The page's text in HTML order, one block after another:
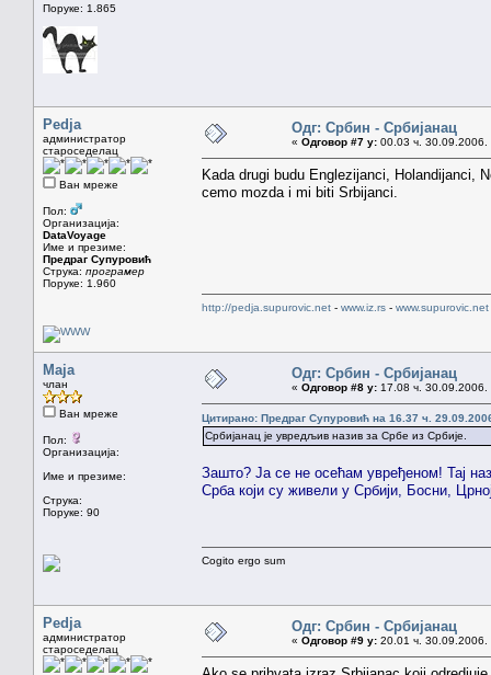
Поруке: 1.865
Pedja
администратор
староседелац
Ван мреже
Пол:
Организација:
DataVoyage
Име и презиме:
Предраг Супуровић
Струка: програмер
Поруке: 1.960
Одг: Србин - Србијанац
« Одговор #7 у: 00.03 ч. 30.09.2006.
Kada drugi budu Englezijanci, Holandijanci,
cemo mozda i mi biti Srbijanci.
http://pedja.supurovic.net - www.iz.rs - www.supurovic.net
Maja
члан
Ван мреже
Пол:
Организација:
Име и презиме:
Струка:
Поруке: 90
Одг: Србин - Србијанац
« Одговор #8 у: 17.08 ч. 30.09.2006.
Цитирано: Предраг Супуровић на 16.37 ч.
Србијанац је увредљив назив за Србе из Србије.
Зашто? Ја се не осећам увређеном! Тај
Срба који су живели у Србији, Босни,
Cogito ergo sum
Pedja
администратор
староседелац
Одг: Србин - Србијанац
« Одговор #9 у: 20.01 ч. 30.09.2006.